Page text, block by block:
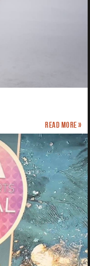
Read more »